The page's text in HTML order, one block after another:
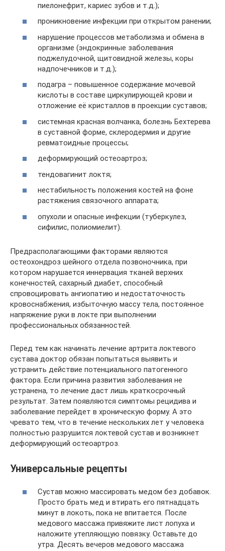
пиелонефрит, кариес зубов и т.д.);
проникновение инфекции при открытом ранении;
нарушение процессов метаболизма и обмена в
организме (эндокринные заболевания
поджелудочной, щитовидной железы, коры
надпочечников и т.д.);
подагра – повышенное содержание мочевой
кислоты в составе циркулирующей крови и
отложение её кристаллов в проекции суставов;
системная красная волчанка, болезнь Бехтерева
в суставной форме, склеродермия и другие
ревматоидные процессы;
деформирующий остеоартроз;
тендовагинит локтя;
нестабильность положения костей на фоне
растяжения связочного аппарата;
опухоли и опасные инфекции (туберкулез,
сифилис, полиомиелит).
Предрасполагающими факторами являются
остеохондроз шейного отдела позвоночника, при
котором нарушается иннервация тканей верхних
конечностей, сахарный диабет, способный
спровоцировать ангиопатию и недостаточность
кровоснабжения, избыточную массу тела, постоянное
напряжение руки в локте при выполнении
профессиональных обязанностей.
Перед тем как начинать лечение артрита локтевого
сустава доктор обязан попытаться выявить и
устранить действие потенциального патогенного
фактора. Если причина развития заболевания не
устранена, то лечение даст лишь краткосрочный
результат. Затем появляются симптомы рецидива и
заболевание перейдет в хроническую форму. А это
чревато тем, что в течение нескольких лет у человека
полностью разрушится локтевой сустав и возникнет
деформирующий остеоартроз.
Универсальные рецепты
Сустав можно массировать медом без добавок.
Просто брать мед и втирать его пятнадцать
минут в локоть, пока не впитается. После
медового массажа привяжите лист лопуха и
наложите утепляющую повязку. Оставьте до
утра. Десять вечеров медового массажа